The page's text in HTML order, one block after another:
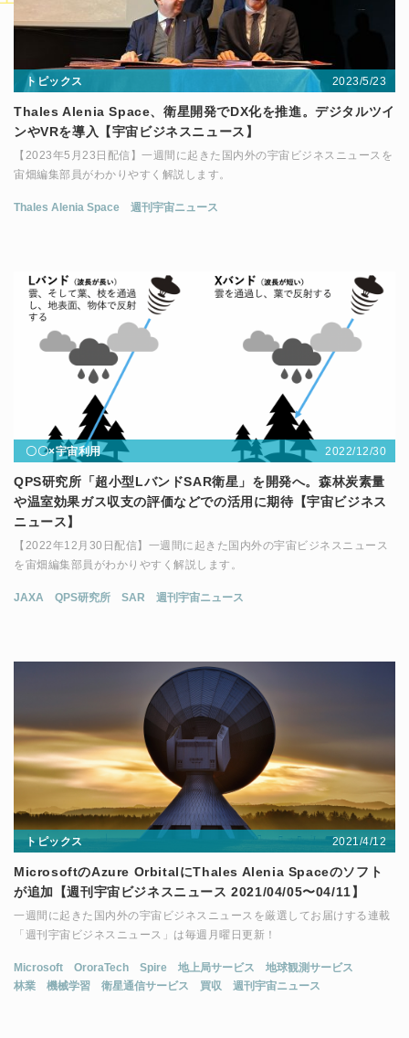
トピックス 2023/5/23
Thales Alenia Space、衛星開発でDX化を推進。デジタルツイ
ンやVRを導入【宇宙ビジネスニュース】
【2023年5月23日配信】一週間に起きた国内外の宇宙ビジネスニュースを
宙畑編集部員がわかりやすく解説します。
Thales Alenia Space 週刊宇宙ニュース
〇〇×宇宙利用 2022/12/30
QPS研究所「超小型LバンドSAR衛星」を開発へ。森林炭素量
や温室効果ガス収支の評価などでの活用に期待【宇宙ビジネス
ニュース】
【2022年12月30日配信】一週間に起きた国内外の宇宙ビジネスニュース
を宙畑編集部員がわかりやすく解説します。
JAXA QPS研究所 SAR 週刊宇宙ニュース
トピックス 2021/4/12
MicrosoftのAzure OrbitalにThales Alenia Spaceのソフト
が追加【週刊宇宙ビジネスニュース 2021/04/05〜04/11】
一週間に起きた国内外の宇宙ビジネスニュースを厳選してお届けする連載
「週刊宇宙ビジネスニュース」は毎週月曜日更新！
Microsoft OroraTech Spire 地上局サービス
地球観測サービス
林業
機械学習 衛星通信サービス 買収 週刊宇宙ニュース